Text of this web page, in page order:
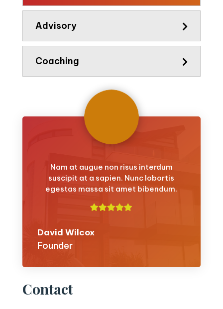
Advisory
Coaching
Nam at augue non risus interdum
suscipit at a sapien. Nunc lobortis
egestas massa sit amet bibendum.
David Wilcox
Founder
Contact